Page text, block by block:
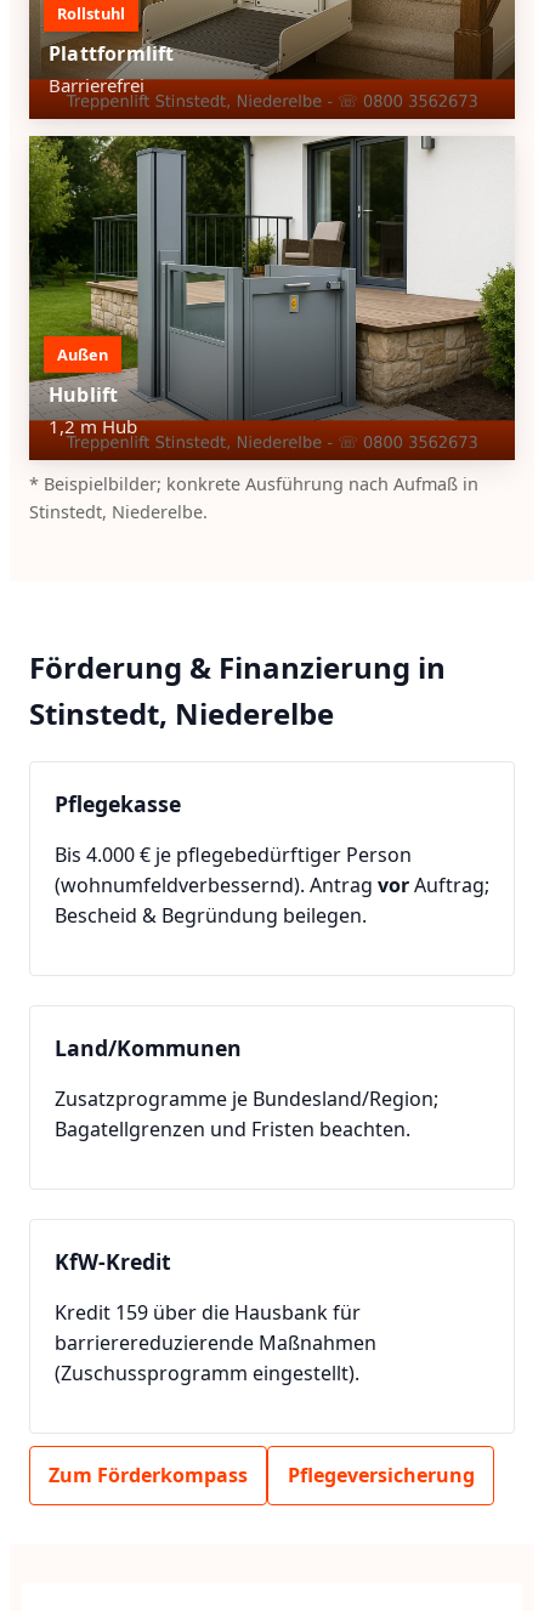
Rollstuhl
Plattformlift
Barrierefrei
Außen
Hublift
1,2 m Hub
* Beispielbilder; konkrete Ausführung nach Aufmaß in
Stinstedt, Niederelbe.
Förderung & Finanzierung in
Stinstedt, Niederelbe
Pflegekasse
Bis 4.000 € je pflegebedürftiger Person
(wohnumfeldverbessernd). Antrag vorAuftrag;
Bescheid & Begründung beilegen.
Land/Kommunen
Zusatzprogramme je Bundesland/Region;
Bagatellgrenzen und Fristen beachten.
KfW-Kredit
Kredit 159 über die Hausbank für
barrierereduzierende Maßnahmen
(Zuschussprogramm eingestellt).
Zum Förderkompass Pflegeversicherung